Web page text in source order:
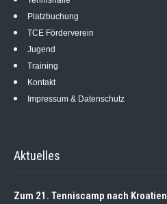
Platzbuchung
TCE Förderverein
Jugend
Training
Kontakt
Impressum & Datenschutz
Aktuelles
Zum 21. Tenniscamp nach Kroatien